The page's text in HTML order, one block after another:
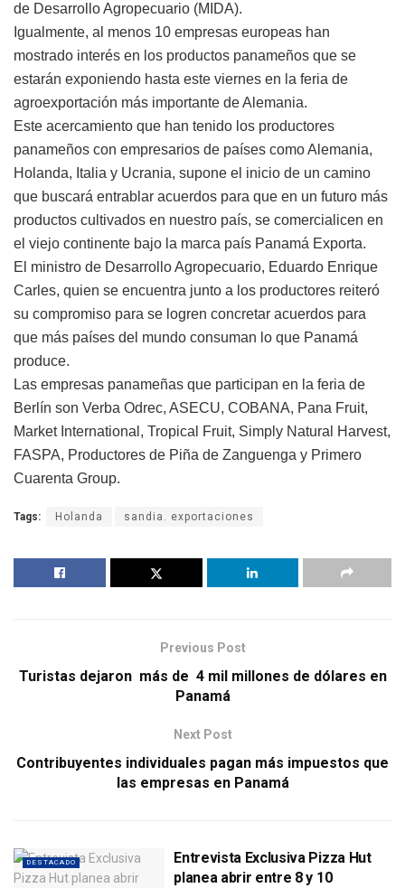
de Desarrollo Agropecuario (MIDA).
Igualmente, al menos 10 empresas europeas han
mostrado interés en los productos panameños que se
estarán exponiendo hasta este viernes en la feria de
agroexportación más importante de Alemania.
Este acercamiento que han tenido los productores
panameños con empresarios de países como Alemania,
Holanda, Italia y Ucrania, supone el inicio de un camino
que buscará entrablar acuerdos para que en un futuro más
productos cultivados en nuestro país, se comercialicen en
el viejo continente bajo la marca país Panamá Exporta.
El ministro de Desarrollo Agropecuario, Eduardo Enrique
Carles, quien se encuentra junto a los productores reiteró
su compromiso para se logren concretar acuerdos para
que más países del mundo consuman lo que Panamá
produce.
Las empresas panameñas que participan en la feria de
Berlín son Verba Odrec, ASECU, COBANA, Pana Fruit,
Market International, Tropical Fruit, Simply Natural Harvest,
FASPA, Productores de Piña de Zanguenga y Primero
Cuarenta Group.
Tags: Holanda sandia. exportaciones
Previous Post
Turistas dejaron más de 4 mil millones de dólares en
Panamá
Next Post
Contribuyentes individuales pagan más impuestos que
las empresas en Panamá
DESTACADO
Entrevista Exclusiva Pizza Hut
planea abrir entre 8 y 10